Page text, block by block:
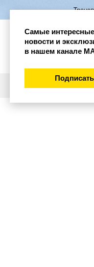
Самые интересные
новости и
в нашем канале